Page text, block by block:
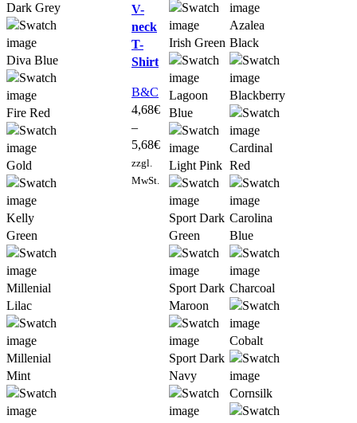
Dark Grey
Diva Blue
Fire Red
Gold
Kelly
Green
Millenial
Lilac
Millenial
Mint
V-
neck
T-
Shirt
B&C
4,68€
–
5,68€
zzgl.
MwSt.
Irish Green
Lagoon
Blue
Light Pink
Sport Dark
Green
Sport Dark
Maroon
Sport Dark
Navy
Azalea
Black
Blackberry
Cardinal
Red
Carolina
Blue
Charcoal
Cobalt
Cornsilk